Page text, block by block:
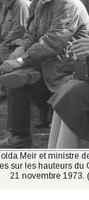
Meir et ministre
sur les hauteurs
21 novembre 1973. (